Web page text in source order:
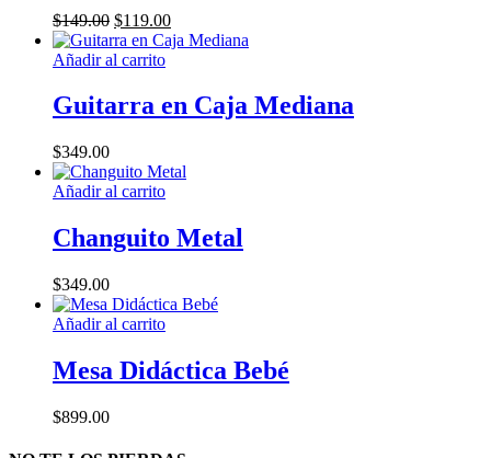
opciones
elegir
en
$149.00 El
precio
original
$149.00.
$119.00El
precio
$119.00.
Añadir al carrito
Guitarra en Caja Mediana
$349.00
Añadir al carrito
Changuito Metal
$349.00
Añadir al carrito
Mesa Didáctica Bebé
$899.00